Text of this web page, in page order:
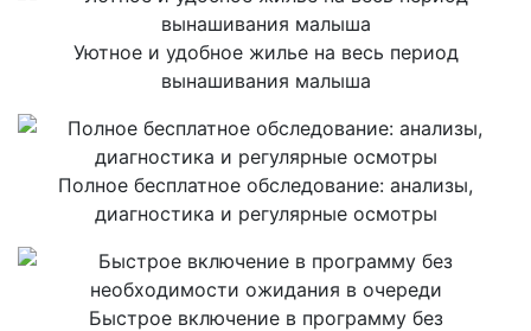
Уютное и удобное жилье на весь период
вынашивания малыша
Полное бесплатное обследование: анализы,
диагностика и регулярные осмотры
Быстрое включение в программу без